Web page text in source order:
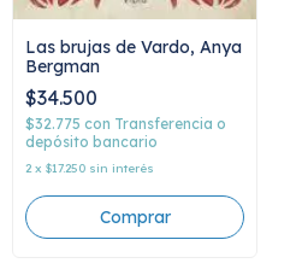
Las brujas de Vardo, Anya
Bergman
$34.500
$32.775 con Transferencia o
depósito bancario
2 x $17.250 sin interés